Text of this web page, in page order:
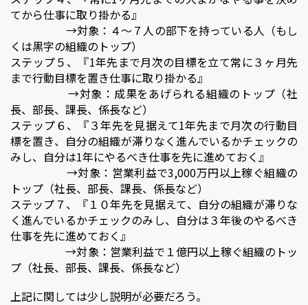
てから仕事に取り掛かる』
→対象：４〜７人の部下を持っている人（もし
くは黒字の組織のトップ）
ステップ５、『1年先まで月次の目標を立て常に３ヶ月先
まで行動目標を置き仕事に取り掛かる』
→対象：成果をあげられる組織のトップ（社
長、部長、課長、係長など）
ステップ６、『３年先を見据えて1年先まで月次の行動目
標を置き、自分の組織が滞りなく進んでいるかチェックの
みし、自分は1年にやるべき仕事を先に進めておく』
→対象：営業利益で3,000万円以上稼ぐ組織の
トップ（社長、部長、課長、係長など）
ステップ７、『１０年先を見据えて、自分の組織が滞りな
く進んでいるかチェックのみし、自分は３年後のやるべき
仕事を先に進めておく』
→対象：営業利益で１億円以上稼ぐ組織のトッ
プ（社長、部長、課長、係長など）
上記に関しては少し説明が必要だろう。